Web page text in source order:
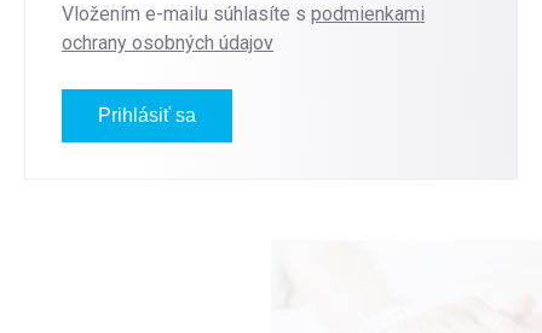
Vložením e-mailu súhlasíte s podmienkami
ochrany osobných údajov
Prihlásiť sa